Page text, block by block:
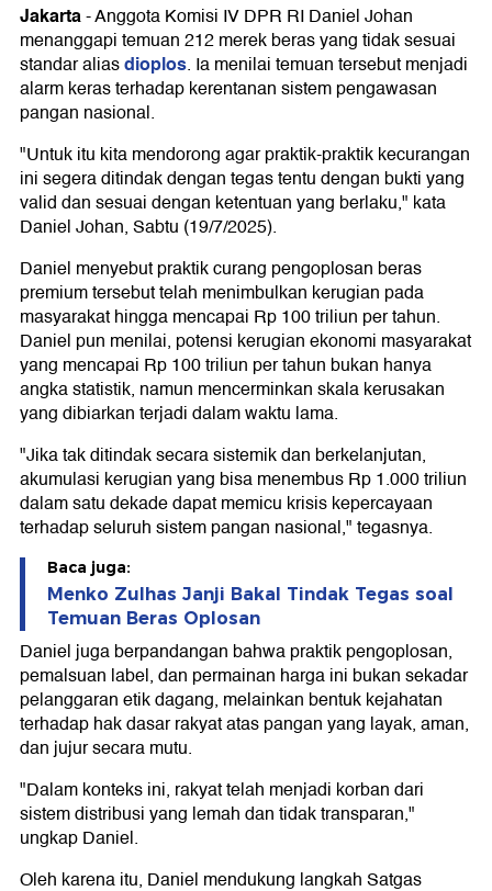
Jakarta-Anggota Komisi IV DPR RI Daniel Johan
menanggapi temuan 212 merek beras yang tidak sesuai
standar aliasdioplos. Ia menilai temuan tersebut menjadi
alarm keras terhadap kerentanan sistem pengawasan
pangan nasional.
"Untuk itu kita mendorong agar praktik-praktik kecurangan
ini segera ditindak dengan tegas tentu dengan bukti yang
valid dan sesuai dengan ketentuan yang berlaku," kata
Daniel Johan, Sabtu (19/7/2025).
Daniel menyebut praktik curang pengoplosan beras
premium tersebut telah menimbulkan kerugian pada
masyarakat hingga mencapai Rp 100 triliun per tahun.
Daniel pun menilai, potensi kerugian ekonomi masyarakat
yang mencapai Rp 100 triliun per tahun bukan hanya
angka statistik, namun mencerminkan skala kerusakan
yang dibiarkan terjadi dalam waktu lama.
"Jika tak ditindak secara sistemik dan berkelanjutan,
akumulasi kerugian yang bisa menembus Rp 1.000 triliun
dalam satu dekade dapat memicu krisis kepercayaan
terhadap seluruh sistem pangan nasional," tegasnya.
Baca juga:
Menko Zulhas Janji Bakal Tindak Tegas soal
Temuan Beras Oplosan
Daniel juga berpandangan bahwa praktik pengoplosan,
pemalsuan label, dan permainan harga ini bukan sekadar
pelanggaran etik dagang, melainkan bentuk kejahatan
terhadap hak dasar rakyat atas pangan yang layak, aman,
dan jujur secara mutu.
"Dalam konteks ini, rakyat telah menjadi korban dari
sistem distribusi yang lemah dan tidak transparan,"
ungkap Daniel.
Oleh karena itu, Daniel mendukung langkah Satgas